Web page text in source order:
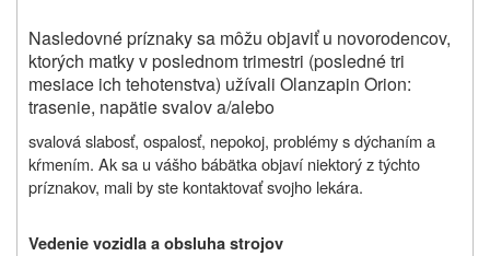
Nasledovné príznaky sa môžu objaviť u novorodencov,
ktorých matky v poslednom trimestri (posledné tri
mesiace ich tehotenstva) užívali Olanzapin Orion:
trasenie, napätie svalov a/alebo
svalová slabosť, ospalosť, nepokoj, problémy s dýchaním a
kŕmením. Ak sa u vášho bábätka objaví niektorý z týchto
príznakov, mali by ste kontaktovať svojho lekára.
Vedenie vozidla a obsluha strojov